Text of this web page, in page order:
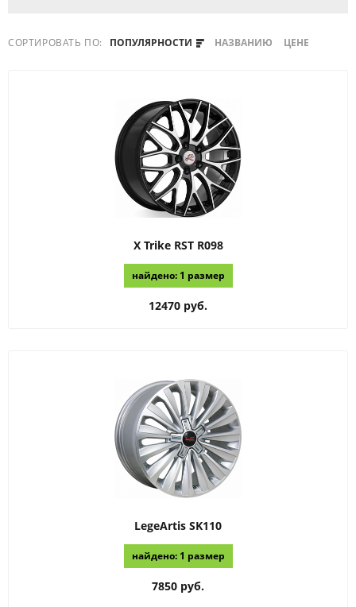
СОРТИРОВАТЬ ПО: ПОПУЛЯРНОСТИ НАЗВАНИЮ ЦЕНЕ
X Trike RST R098
найдено: 1 размер
12470 руб.
LegeArtis SK110
найдено: 1 размер
7850 руб.